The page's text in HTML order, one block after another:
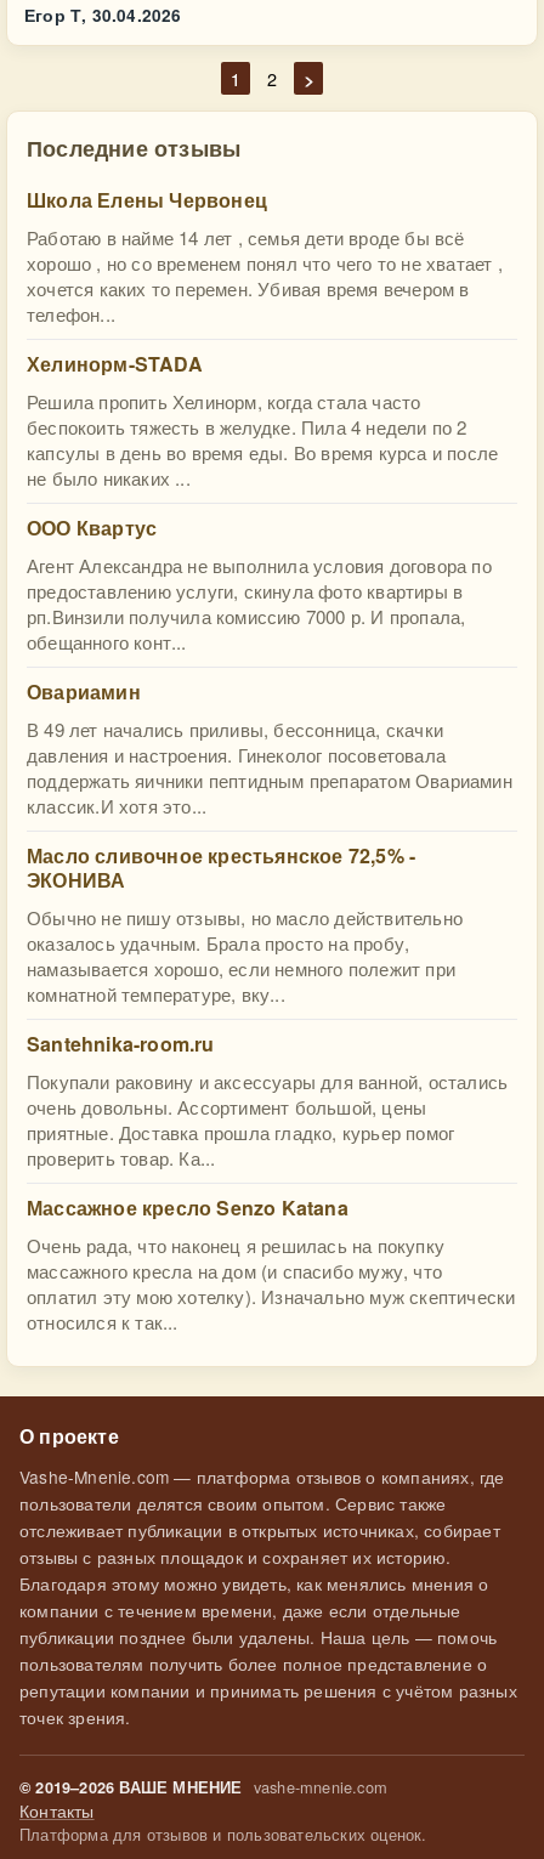
Егор Т, 30.04.2026
1 2 >
Последние отзывы
Школа Елены Червонец
Работаю в найме 14 лет , семья дети вроде бы всё
хорошо , но со временем понял что чего то не хватает ,
хочется каких то перемен. Убивая время вечером в
телефон...
Хелинорм-STADA
Решила пропить Хелинорм, когда стала часто
беспокоить тяжесть в желудке. Пила 4 недели по 2
капсулы в день во время еды. Во время курса и после
не было никаких ...
ООО Квартус
Агент Александра не выполнила условия договора по
предоставлению услуги, скинула фото квартиры в
рп.Винзили получила комиссию 7000 р. И пропала,
обещанного конт...
Овариамин
В 49 лет начались приливы, бессонница, скачки
давления и настроения. Гинеколог посоветовала
поддержать яичники пептидным препаратом Овариамин
классик.И хотя это...
Масло сливочное крестьянское 72,5% -
ЭКОНИВА
Обычно не пишу отзывы, но масло действительно
оказалось удачным. Брала просто на пробу,
намазывается хорошо, если немного полежит при
комнатной температуре, вку...
Santehnika-room.ru
Покупали раковину и аксессуары для ванной, остались
очень довольны. Ассортимент большой, цены
приятные. Доставка прошла гладко, курьер помог
проверить товар. Ка...
Массажное кресло Senzo Katana
Очень рада, что наконец я решилась на покупку
массажного кресла на дом (и спасибо мужу, что
оплатил эту мою хотелку). Изначально муж скептически
относился к так...
О проекте
Vashe-Mnenie.com — платформа отзывов о компаниях, где
пользователи делятся своим опытом. Сервис также
отслеживает публикации в открытых источниках, собирает
отзывы с разных площадок и сохраняет их историю.
Благодаря этому можно увидеть, как менялись мнения о
компании с течением времени, даже если отдельные
публикации позднее были удалены. Наша цель — помочь
пользователям получить более полное представление о
репутации компании и принимать решения с учётом разных
точек зрения.
© 2019–2026 ВАШЕ МНЕНИЕ vashe-mnenie.com
Контакты
Платформа для отзывов и пользовательских оценок.